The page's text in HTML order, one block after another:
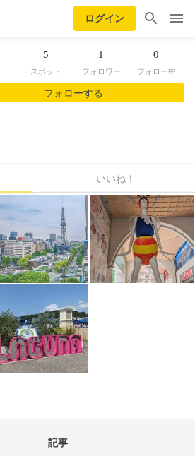
ログイン
5
スポット
1
フォロワー
0
フォロー中
フォローする
いいね！
記事